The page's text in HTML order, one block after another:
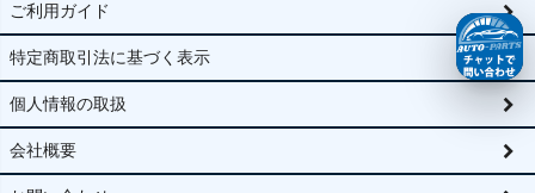
ご利用ガイド
特定商取引法に基づく表示
個人情報の取扱
会社概要